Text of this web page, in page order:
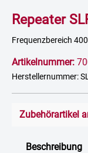
Repeater
Frequenzbereich
Artikelnummer:
Herstellernummer:
Zubehörartikel
Beschreibung